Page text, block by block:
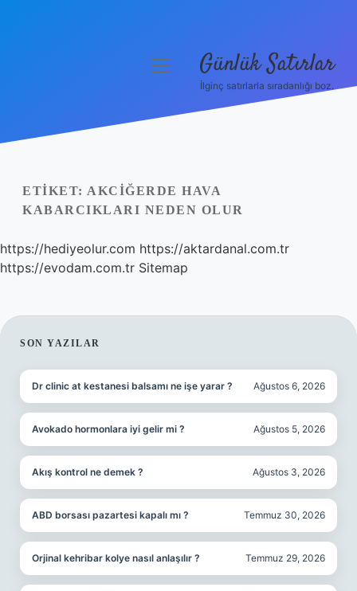
Yasal Uyarı
menüyü Günlük Satırlar
İlginç satırlarla sıradanlığı boz.
ETIKET: AKCIĞERDE HAVA
KABARCIKLARI NEDEN OLUR
https://hediyeolur.com https://aktardanal.com.tr
https://evodam.com.tr Sitemap
SIDEBAR
SON YAZILAR
Dr clinic at kestanesi balsamı ne işe yarar ? Ağustos 6, 2026
Avokado hormonlara iyi gelir mi ? Ağustos 5, 2026
Akış kontrol ne demek ? Ağustos 3, 2026
ABD borsası pazartesi kapalı mı ? Temmuz 30, 2026
Orjinal kehribar kolye nasıl anlaşılır ? Temmuz 29, 2026